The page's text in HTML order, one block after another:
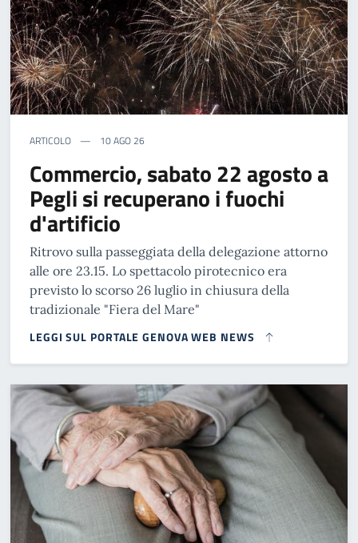
ARTICOLO 10 AGO 26
Commercio, sabato 22 agosto a
Pegli si recuperano i fuochi
d'artificio
Ritrovo sulla passeggiata della delegazione attorno
alle ore 23.15. Lo spettacolo pirotecnico era
previsto lo scorso 26 luglio in chiusura della
tradizionale "Fiera del Mare"
LEGGI SUL PORTALE GENOVA WEB NEWS